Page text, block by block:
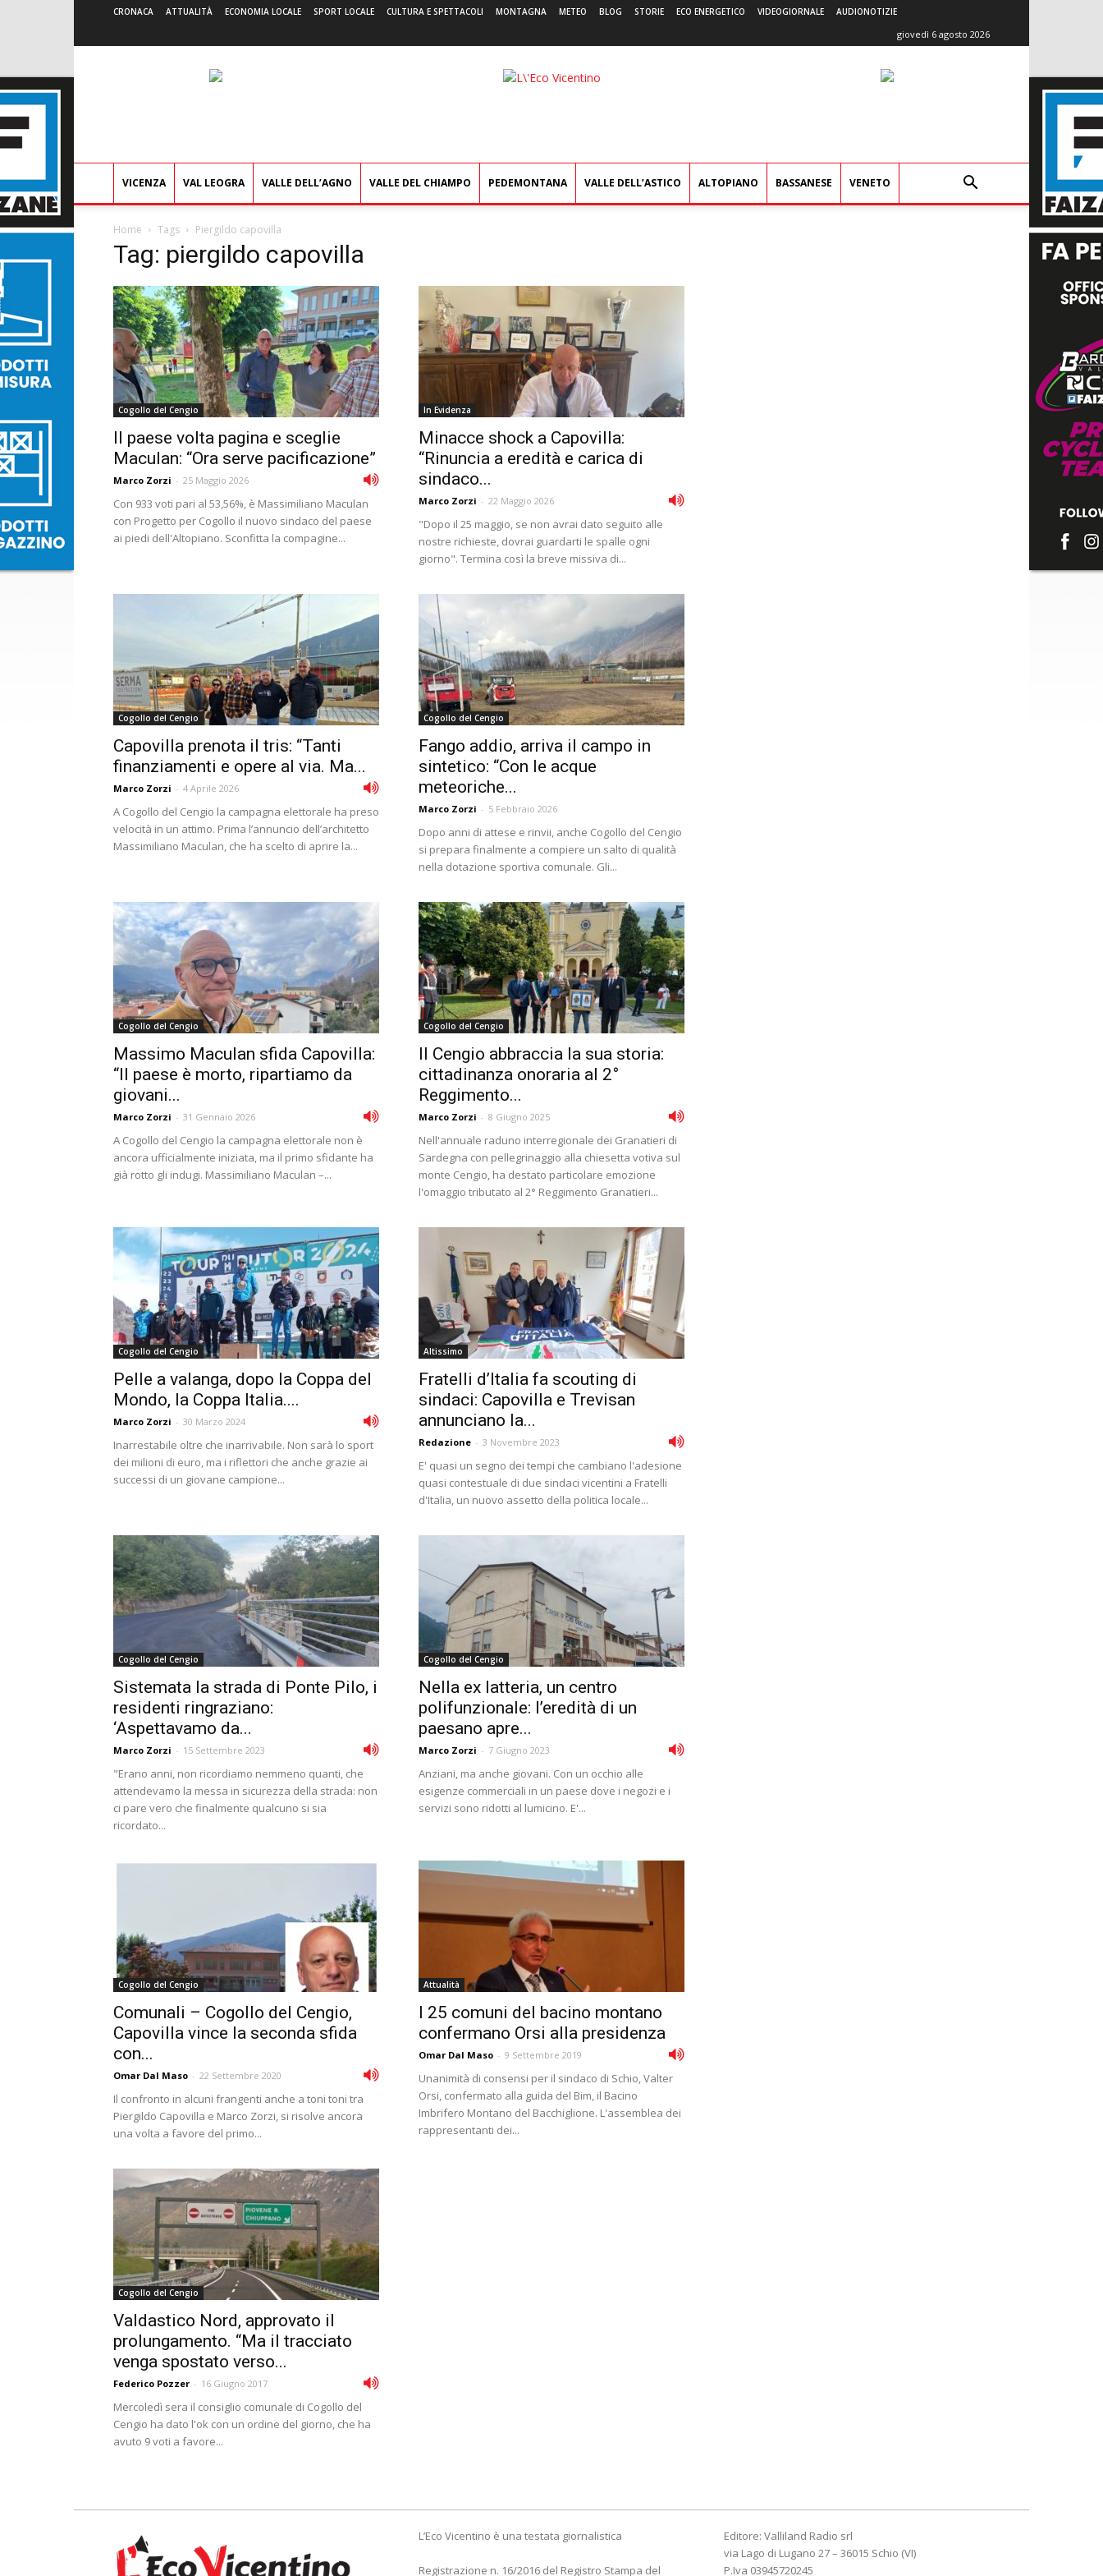
CRONACA ATTUALITÀ ECONOMIA LOCALE SPORT LOCALE CULTURA E SPETTACOLI MONTAGNA METEO BLOG STORIE ECO ENERGETICO VIDEOGIORNALE AUDIONOTIZIE
giovedì 6 agosto 2026
L'Eco
VICENZA VAL LEOGRA VALLE DELL’AGNO VALLE DEL CHIAMPO PEDEMONTANA VALLE DELL’ASTICO ALTOPIANO BASSANESE VENETO
Home Tags Piergildo capovilla
Tag: piergildo capovilla
Cogollo del Cengio
Il paese volta pagina e sceglie
Maculan: “Ora serve pacificazione”
Marco Zorzi - 25 Maggio 2026
Con 933 voti pari al 53,56%, è Massimiliano Maculan
con Progetto per Cogollo il nuovo sindaco del paese
ai piedi dell'Altopiano. Sconfitta la compagine...
In Evidenza
Minacce shock a Capovilla:
“Rinuncia a eredità e carica di
sindaco...
Marco Zorzi - 22 Maggio 2026
"Dopo il 25 maggio, se non avrai dato seguito alle
nostre richieste, dovrai guardarti le spalle ogni
giorno". Termina così la breve missiva di...
Cogollo del Cengio
Capovilla prenota il tris: “Tanti
finanziamenti e opere al via. Ma...
Marco Zorzi - 4 Aprile 2026
A Cogollo del Cengio la campagna elettorale ha preso
velocità in un attimo. Prima l’annuncio dell’architetto
Massimiliano Maculan, che ha scelto di aprire la...
Cogollo del Cengio
Fango addio, arriva il campo in
sintetico: “Con le acque
meteoriche...
Marco Zorzi - 5 Febbraio 2026
Dopo anni di attese e rinvii, anche Cogollo del Cengio
si prepara finalmente a compiere un salto di qualità
nella dotazione sportiva comunale. Gli...
Cogollo del Cengio
Massimo Maculan sfida Capovilla:
“Il paese è morto, ripartiamo da
giovani...
Marco Zorzi - 31 Gennaio 2026
A Cogollo del Cengio la campagna elettorale non è
ancora ufficialmente iniziata, ma il primo sfidante ha
già rotto gli indugi. Massimiliano Maculan –...
Cogollo del Cengio
Il Cengio abbraccia la sua storia:
cittadinanza onoraria al 2°
Reggimento...
Marco Zorzi - 8 Giugno 2025
Nell'annuale raduno interregionale dei Granatieri di
Sardegna con pellegrinaggio alla chiesetta votiva sul
monte Cengio, ha destato particolare emozione
l'omaggio tributato al 2° Reggimento Granatieri...
Cogollo del Cengio
Pelle a valanga, dopo la Coppa del
Mondo, la Coppa Italia....
Marco Zorzi - 30 Marzo 2024
Inarrestabile oltre che inarrivabile. Non sarà lo sport
dei milioni di euro, ma i riflettori che anche grazie ai
successi di un giovane campione...
Altissimo
Fratelli d’Italia fa scouting di
sindaci: Capovilla e Trevisan
annunciano la...
Redazione - 3 Novembre 2023
E' quasi un segno dei tempi che cambiano l'adesione
quasi contestuale di due sindaci vicentini a Fratelli
d'Italia, un nuovo assetto della politica locale...
Cogollo del Cengio
Sistemata la strada di Ponte Pilo, i
residenti ringraziano:
‘Aspettavamo da...
Marco Zorzi - 15 Settembre 2023
"Erano anni, non ricordiamo nemmeno quanti, che
attendevamo la messa in sicurezza della strada: non
ci pare vero che finalmente qualcuno si sia
ricordato...
Cogollo del Cengio
Nella ex latteria, un centro
polifunzionale: l’eredità di un
paesano apre...
Marco Zorzi - 7 Giugno 2023
Anziani, ma anche giovani. Con un occhio alle
esigenze commerciali in un paese dove i negozi e i
servizi sono ridotti al lumicino. E'...
Cogollo del Cengio
Comunali – Cogollo del Cengio,
Capovilla vince la seconda sfida
con...
Omar Dal Maso - 22 Settembre 2020
Il confronto in alcuni frangenti anche a toni toni tra
Piergildo Capovilla e Marco Zorzi, si risolve ancora
una volta a favore del primo...
Attualità
I 25 comuni del bacino montano
confermano Orsi alla presidenza
Omar Dal Maso - 9 Settembre 2019
Unanimità di consensi per il sindaco di Schio, Valter
Orsi, confermato alla guida del Bim, il Bacino
Imbrifero Montano del Bacchiglione. L'assemblea dei
rappresentanti dei...
Cogollo del Cengio
Valdastico Nord, approvato il
prolungamento. “Ma il tracciato
venga spostato verso...
Federico Pozzer - 16 Giugno 2017
Mercoledì sera il consiglio comunale di Cogollo del
Cengio ha dato l'ok con un ordine del giorno, che ha
avuto 9 voti a favore...
L’Eco Vicentino è una testata giornalistica
Registrazione n. 16/2016 del Registro Stampa del
Editore: Valliland Radio srl
via Lago di Lugano 27 – 36015 Schio (VI)
P.Iva 03945720245